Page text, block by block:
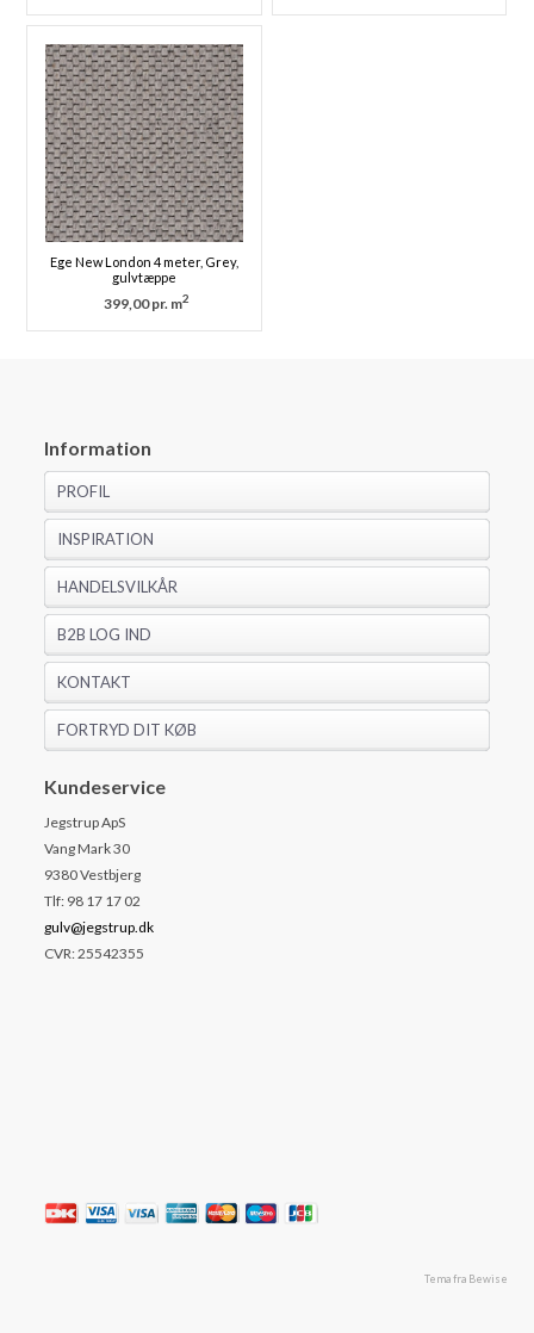
Ege New London 4 meter, Grey,
gulvtæppe
399,00 pr. m2
Information
PROFIL
INSPIRATION
HANDELSVILKÅR
B2B LOG IND
KONTAKT
FORTRYD DIT KØB
Kundeservice
Jegstrup ApS
Vang Mark 30
9380 Vestbjerg
Tlf: 98 17 17 02
gulv@jegstrup.dk
CVR: 25542355
Tema fra Bewise